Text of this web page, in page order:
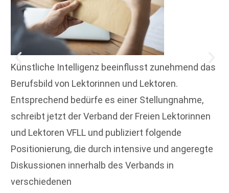
Künstliche Intelligenz beeinflusst zunehmend das
Berufsbild von Lektorinnen und Lektoren.
Entsprechend bedürfe es einer Stellungnahme,
schreibt jetzt der Verband der Freien Lektorinnen
und Lektoren VFLL und publiziert folgende
Positionierung, die durch intensive und angeregte
Diskussionen innerhalb des Verbands in
verschiedenen